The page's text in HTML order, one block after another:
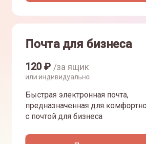
Почта для бизнеса
120₽ /за ящик
или индивидуально
Быстрая электронная почта,
предназначенная для
с почтой для бизнеса